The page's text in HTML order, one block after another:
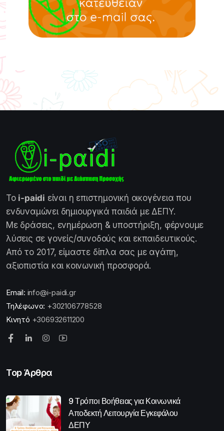
Το i-paidi είναι η επιστημονική οικογένεια που
ενδυναμώνει δημιουργικά παιδιά με ΔΕΠΥ.
Με δράσεις, ενημέρωση & υποστήριξη, φέρνουμε
λύσεις σε γονείς/συνοδούς και εκπαιδευτικούς.
Από το 2017, είμαστε δίπλα σας με αγάπη,
αξιοπιστία και κοινωνική προσφορά.
Email: info@i-paidi.gr
Τηλέφωνο: +302106778528
Κινητό +306932611200
Top Άρθρα
9 Τρόποι Βοήθειας για Κοινωνικά
Αποδεκτή Λειτουργία Εγκεφάλου
ΔΕΠΥ